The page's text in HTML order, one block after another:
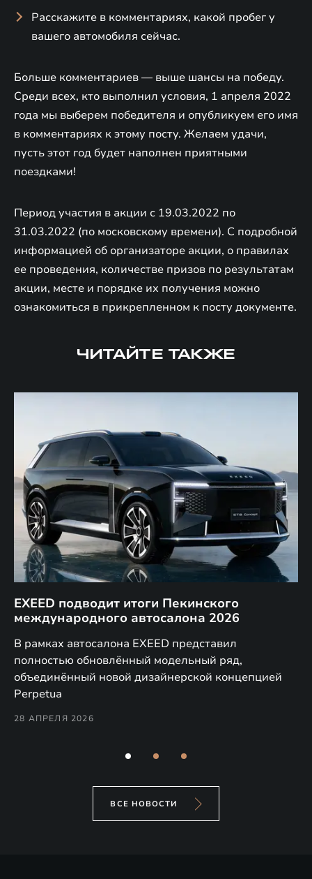
Расскажите в комментариях, какой пробег у
вашего автомобиля сейчас.
Больше комментариев — выше шансы на победу.
Среди всех, кто выполнил условия, 1 апреля 2022
года мы выберем победителя и опубликуем его имя
в комментариях к этому посту. Желаем удачи,
пусть этот год будет наполнен приятными
поездками!
Период участия в акции с 19.03.2022 по
31.03.2022 (по московскому времени). С подробной
информацией об организаторе акции, о правилах
ее проведения, количестве призов по результатам
акции, месте и порядке их получения можно
ознакомиться в прикрепленном к посту документе.
ЧИТАЙТЕ ТАКЖЕ
EXEED подводит итоги Пекинского
международного автосалона 2026
В рамках автосалона EXEED представил
полностью обновлённый модельный ряд,
объединённый новой дизайнерской концепцией
Perpetua
28 АПРЕЛЯ 2026
ВСЕ НОВОСТИ